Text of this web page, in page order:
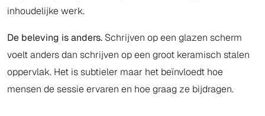
inhoudelijke werk.
De beleving is anders. Schrijven op een glazen scherm
voelt anders dan schrijven op een groot keramisch stalen
oppervlak. Het is subtieler maar het beïnvloedt hoe
mensen de sessie ervaren en hoe graag ze bijdragen.